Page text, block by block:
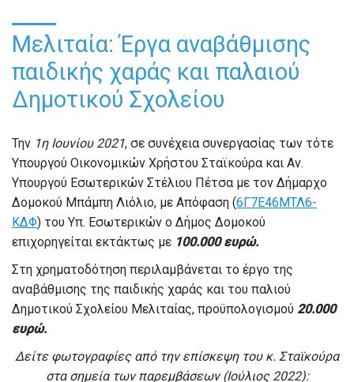
Μελιταία: Έργα αναβάθμισης
παιδικής χαράς και παλαιού
Δημοτικού Σχολείου
Την 1η Ιουνίου 2021, σε συνέχεια συνεργασίας των τότε
Υπουργού Οικονομικών Χρήστου Σταϊκούρα και Αν.
Υπουργού Εσωτερικών Στέλιου Πέτσα με τον Δήμαρχο
Δομοκού Μπάμπη Λιόλιο, με Απόφαση (6Γ7Ε46ΜΤΛ6-
ΚΔΦ) του Υπ. Εσωτερικών ο Δήμος Δομοκού
επιχορηγείται εκτάκτως με 100.000 ευρώ.
Στη χρηματοδότηση περιλαμβάνεται το έργο της
αναβάθμισης της παιδικής χαράς και του παλιού
Δημοτικού Σχολείου Μελιταίας, προϋπολογισμού 20.000
ευρώ.
Δείτε φωτογραφίες από την επίσκεψη του κ. Σταϊκούρα
στα σημεία των παρεμβάσεων (Ιούλιος 2022):